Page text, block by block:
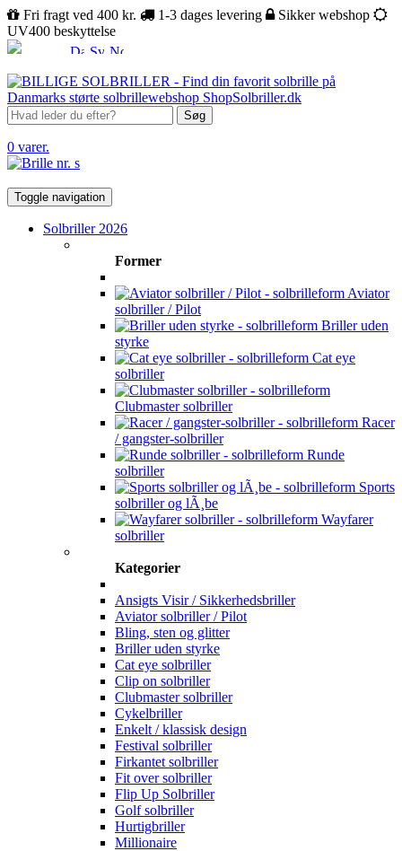
Fri fragt ved 400 kr. 1-3 dages levering
Sikker webshop
UV400 beskyttelse
Søg
0 varer.
Toggle navigation
Solbriller 2026
Former
Aviator
solbriller / Pilot
Briller uden
styrke
Cat eye
solbriller
Clubmaster solbriller
Racer
/ gangster-solbriller
Runde
solbriller
Sports
solbriller og lÃ¸be
Wayfarer
solbriller
Kategorier
Ansigts Visir / Sikkerhedsbriller
Aviator solbriller / Pilot
Bling, sten og glitter
Briller uden styrke
Cat eye solbriller
Clip on solbriller
Clubmaster solbriller
Cykelbriller
Enkelt / klassisk design
Festival solbriller
Firkantet solbriller
Fit over solbriller
Flip Up Solbriller
Golf solbriller
Hurtigbriller
Millionaire